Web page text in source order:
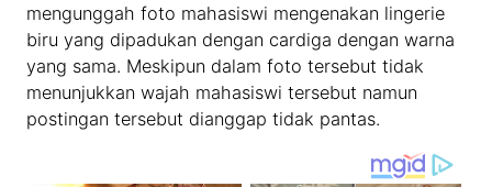
mengunggah foto mahasiswi mengenakan lingerie
biru yang dipadukan dengan cardiga dengan warna
yang sama. Meskipun dalam foto tersebut tidak
menunjukkan wajah mahasiswi tersebut namun
postingan tersebut dianggap tidak pantas.